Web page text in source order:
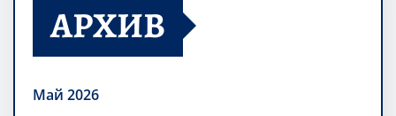
АРХИВ
Май 2026